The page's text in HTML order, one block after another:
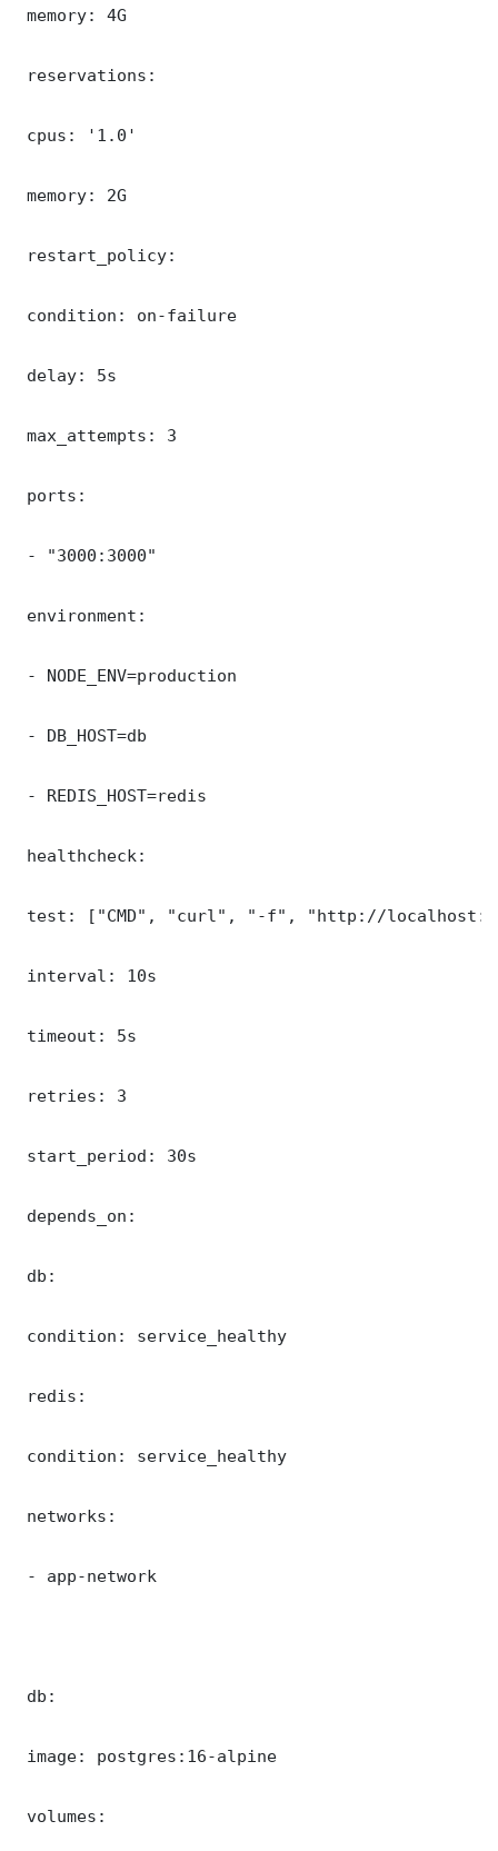
memory: 4G
reservations:
cpus: '1.0'
memory: 2G
restart_policy:
condition: on-failure
delay: 5s
max_attempts: 3
ports:
- "3000:3000"
environment:
- NODE_ENV=production
- DB_HOST=db
- REDIS_HOST=redis
healthcheck:
test: ["CMD", "curl", "-f", "http://
interval: 10s
timeout: 5s
retries: 3
start_period: 30s
depends_on:
db:
condition: service_healthy
redis:
condition: service_healthy
networks:
- app-network
db:
image: postgres:16-alpine
volumes: